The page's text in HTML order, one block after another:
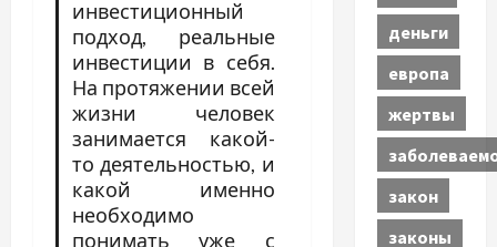
инвестиционный
подход, реальные
инвестиции в себя.
На протяжении всей
жизни человек
занимается какой-
то деятельностью, и
какой именно
необходимо
понимать уже с
деньги
европа
жертвы
закон
законы